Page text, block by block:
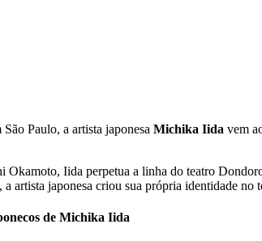
Paulo, a artista japonesa Michika Iida vem
Okamoto, Iida perpetua a linha do teatro
artista japonesa criou sua própria identidade no
de Michika Iida